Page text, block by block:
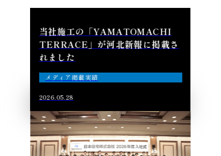
当社施工の「YAMATOMACHI
TERRACE」が河北新報に掲載さ
れました
メディア掲載実績
2026.05.28